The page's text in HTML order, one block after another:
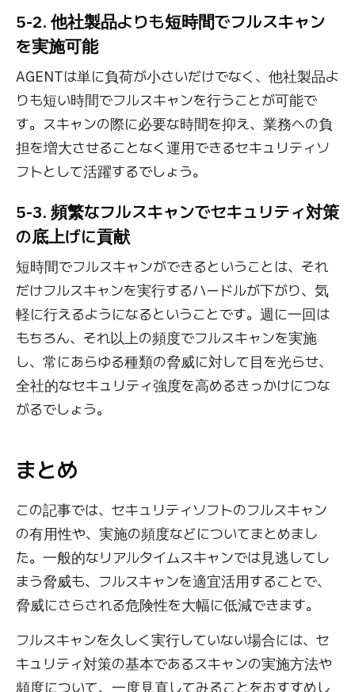
5-2. 他社製品よりも短時間でフルスキャン
を実施可能
AGENTは単に負荷が小さいだけでなく、他社製品よ
りも短い時間でフルスキャンを行うことが可能で
す。スキャンの際に必要な時間を抑え、業務への負
担を増大させることなく運用できるセキュリティソ
フトとして活躍するでしょう。
5-3. 頻繁なフルスキャンでセキュリティ対策
の底上げに貢献
短時間でフルスキャンができるということは、それ
だけフルスキャンを実行するハードルが下がり、気
軽に行えるようになるということです。週に一回は
もちろん、それ以上の頻度でフルスキャンを実施
し、常にあらゆる種類の脅威に対して目を光らせ、
全社的なセキュリティ強度を高めるきっかけにつな
がるでしょう。
まとめ
この記事では、セキュリティソフトのフルスキャン
の有用性や、実施の頻度などについてまとめまし
た。一般的なリアルタイムスキャンでは見逃してし
まう脅威も、フルスキャンを適宜活用することで、
脅威にさらされる危険性を大幅に低減できます。
フルスキャンを久しく実行していない場合には、セ
キュリティ対策の基本であるスキャンの実施方法や
頻度について、一度見直してみることをおすすめし